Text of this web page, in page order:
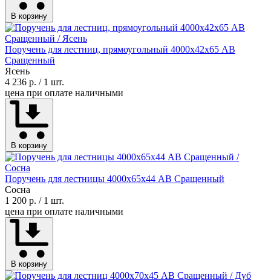
В корзину
Поручень для лестниц, прямоугольный 4000х42х65 АВ
Сращенный
Ясень
4 236 р. / 1 шт.
цена при оплате наличными
В корзину
Поручень для лестницы 4000х65х44 АВ Сращенный
Сосна
1 200 р. / 1 шт.
цена при оплате наличными
В корзину